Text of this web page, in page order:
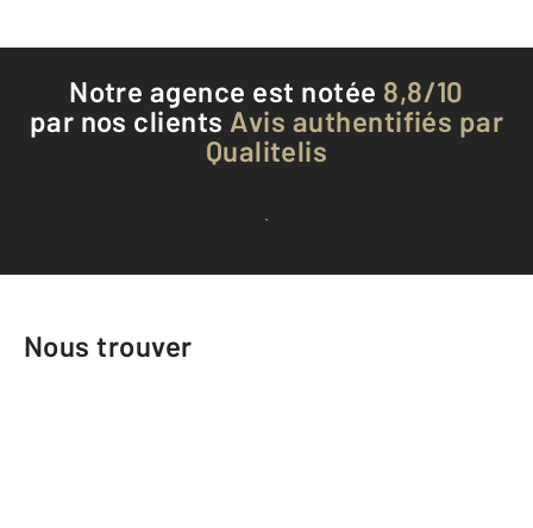
Notre agence est notée 8,8/10
par nos clients Avis authentifiés par
Qualitelis
Voir tous les avis clients
Nous trouver